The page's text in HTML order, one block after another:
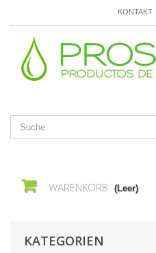
KONTAKT
WARENKORB (Leer)
KATEGORIEN